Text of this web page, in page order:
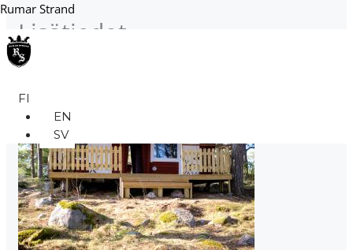
Siirry
sisältöön
Rumar Strand
FI
EN
SV
Lisätiedot
Siika